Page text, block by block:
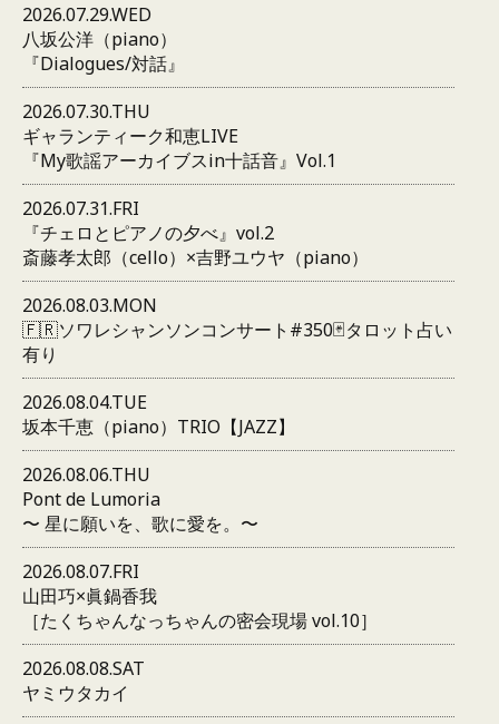
2026.07.29.WED
八坂公洋（piano）
『Dialogues/対話』
2026.07.30.THU
ギャランティーク和恵LIVE
『My歌謡アーカイブスin十話音』Vol.1
2026.07.31.FRI
『チェロとピアノの夕べ』vol.2
斎藤孝太郎（cello）×吉野ユウヤ（piano）
2026.08.03.MON
🇫🇷ソワレシャンソンコンサート#350🃏タロット占い
有り
2026.08.04.TUE
坂本千恵（piano）TRIO【JAZZ】
2026.08.06.THU
Pont de Lumoria
〜 星に願いを、歌に愛を。〜
2026.08.07.FRI
山田巧×眞鍋香我
［たくちゃんなっちゃんの密会現場 vol.10］
2026.08.08.SAT
ヤミウタカイ